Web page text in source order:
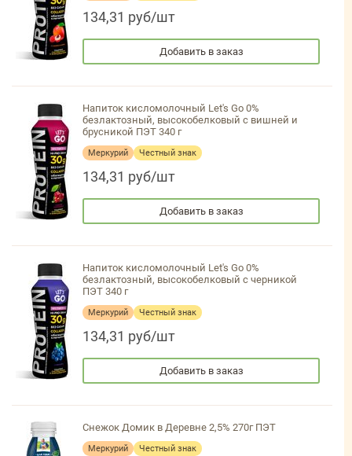
134,31 руб/шт
Добавить в заказ
Напиток кисломолочный Let's Go 0%
безлактозный, высокобелковый с вишней и
брусникой ПЭТ 340 г
Меркурий Честный знак
134,31 руб/шт
Добавить в заказ
Напиток кисломолочный Let's Go 0%
безлактозный, высокобелковый с черникой
ПЭТ 340 г
Меркурий Честный знак
134,31 руб/шт
Добавить в заказ
Снежок Домик в Деревне 2,5% 270г ПЭТ
Меркурий Честный знак